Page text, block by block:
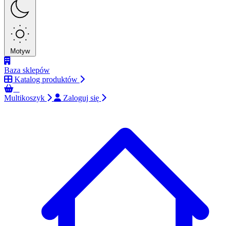
Motyw
Baza sklepów
Katalog produktów
Multikoszyk
Zaloguj się